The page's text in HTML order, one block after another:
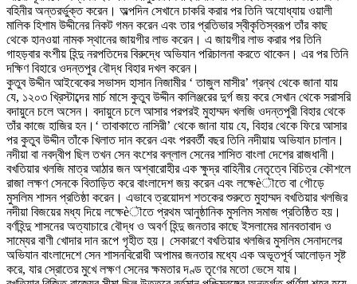
বহিনীর অন্তরর্ভুক্ত করেন। অল্পদিন সেখানে চাকরি করার পর তিনি অযোধ্যায় ওয়ালী
মালিক হিশাম উদ্দীনের নিকট গমন করেন এবং তার প্রতিভার স্বীকৃতিস্বরূপ তাঁর কাছ
থেকে হানওয়া নামক স্থানের জায়গীর লাভ করেন। এ জায়গীর লাভ করার পর তিনি
গাহড়বার বংশীয় হিন্দু নরপতিদের বিরুদ্ধে অভিযান পরিচালনা করতে থাকেন। এর পর তিনি
দক্ষিণ বিহারে ওদন্তপুর বৌদ্ধ বিহার দখল করেন।
কুতুব উদ্দীন আইবেকের সভাসদ হাসান নিজামীর ‘ তাজুল মাসীর’ গ্রন্থ থেকে জানা যায়
যে, ১২০৩ খ্রিস্টাব্দের মার্চ মাসে কুতুব উদ্দীন কালিঞ্জরের দুর্গ জয় করে সেখান থেকে সরাসরি
বদায়ুনে চলে অসেন। বদায়ুনে চলে আসার পরপরই মুহাম্মদ খলজি ওদন্তপুরী বিহার থেকে
তাঁর কাজে হাজির হন।‘ তাবাকাতে নাসিরী’ থেকে জানা যায় যে, বিহার থেকে ফিরে আসার
পর কুতুব উদ্দীন তাঁকে খিলাত দান করেন এবং পরবর্তী বছর তিনি নদীয়ায় অভিযান চালান।
নদীয়া বা নবদ্বীপ ছিল তখন সেন বংশের বল্লাল সেনের শাসিত বাংলা দেশের রাজধানী।
বখতিয়ার খলজি মাত্র আঠার জন অশ্বারোহীর এক ক্ষুদ্র বাহিনীর নেতৃত্বে বিচিত্র কৌশলে
রাজা লক্ষণ সেনকে বিতাড়িত করে বাংলাদেশ জয় করেন এবং লক্ষেèৗতে বা গৌড়ে
মুসলিম শাসন প্রতিষ্ঠা করেন। এভাবে ত্রয়োদশ শতকের শুরুতে মুহাম্মদ বখতিয়ার খলজির
নদীয়া বিজয়ের মধ্য দিয়ে লক্ষেèৗতে প্রথম আনুষ্ঠানিক মুসলিম সমাজ প্রতিষ্ঠিত হয়।
বর্ণহিন্দু শাসনের অত্যাচারে বৌদ্ধ ও অবর্ণ হিন্দু জনতার কাছে ইসলামের মানবতাবাদ ও
সাম্যের বাণী খোদার দান রূপে গৃহীত হয়। সেকারণে বখতিয়ার খলজির মুসলিম সেনাদলের
অভিযান বাংলাদেশে সেন শাসনবিরোধী অপামর জনতার মধ্যে এক অভূতপূর্ব আলোড়ন সৃষ্ট
করে, যার স্রোতের মুখে লক্ষণ সেনের ক্ষমতার দণ্ড তৃণের মতো ভেসে যায়।